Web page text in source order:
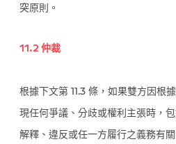
突原則。
11.2 仲裁
根據下文第 11.3 條，如果雙方因根
現任何爭議、分歧或權利主張時，
解釋、違反或任一方履行之義務有